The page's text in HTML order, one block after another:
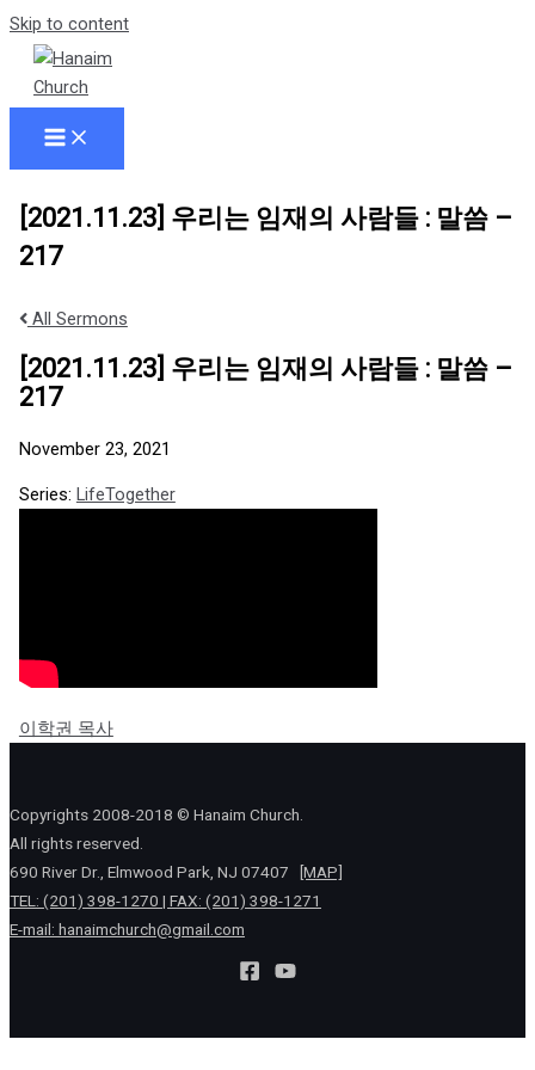
Skip to content
[2021.11.23] 우리는 임재의 사람들 : 말씀 –
217
All Sermons
[2021.11.23] 우리는 임재의 사람들 : 말씀 –
217
November 23, 2021
Series: LifeTogether
이학권 목사
Copyrights 2008-2018 © Hanaim Church.
All rights reserved.
690 River Dr., Elmwood Park, NJ 07407
[MAP]
TEL: (201) 398-1270 | FAX: (201) 398-1271
E-mail: hanaimchurch@gmail.com